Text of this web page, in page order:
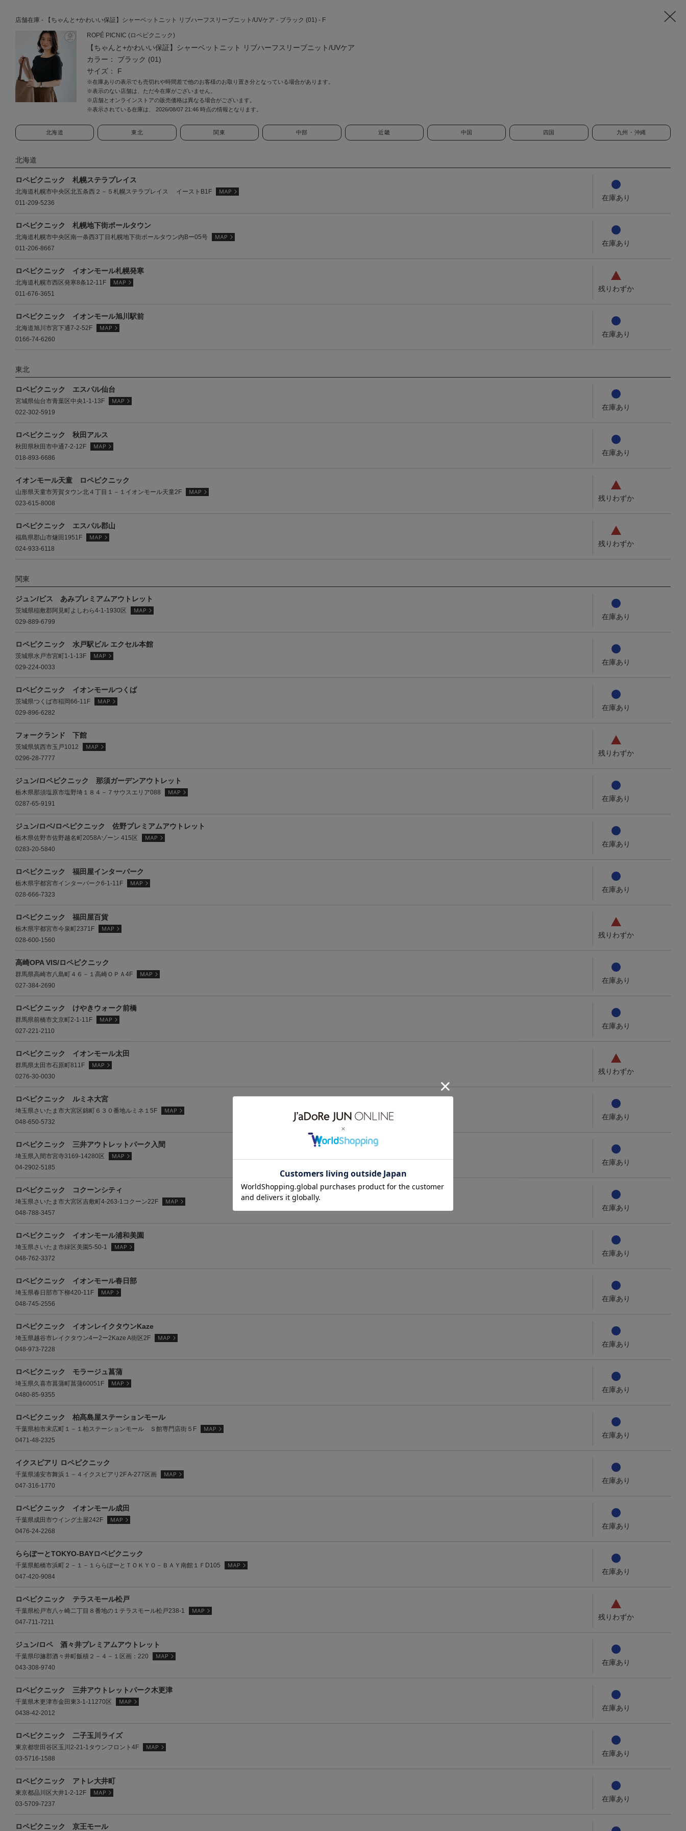
店舗在庫 - 【ちゃんと+かわいい保証】シャーベットニット リブハーフスリーブニット/UVケア - ブラック (01) - F
ROPÉ PICNIC (ロペピクニック)
【ちゃんと+かわいい保証】シャーベットニット リブハーフスリーブニット/UVケア
カラー： ブラック (01)
サイズ： F
※在庫ありの表示でも売切れや時間差で他のお客様のお取り置き分となっている場合があります。
※表示のない店舗は、ただ今在庫がございません。
※店舗とオンラインストアの販売価格は異なる場合がございます。
※表示されている在庫は、 2026/08/07 21:46 時点の情報となります。
北海道 東北 関東 中部 近畿 中国 四国 九州・沖縄
北海道
ロペピクニック 札幌ステラプレイス
北海道札幌市中央区北五条西２－５札幌ステラプレイス イーストB1F
011-209-5236
ロペピクニック 札幌地下街ポールタウン
北海道札幌市中央区南一条西3丁目札幌地下街ポールタウン内Bー05号
011-206-8667
ロペピクニック イオンモール札幌発寒
北海道札幌市西区発寒8条12-11F
011-676-3651
ロペピクニック イオンモール旭川駅前
北海道旭川市宮下通7-2-52F
0166-74-6260
東北
ロペピクニック エスパル仙台
宮城県仙台市青葉区中央1-1-13F
022-302-5919
ロペピクニック 秋田アルス
秋田県秋田市中通7-2-12F
018-893-6686
イオンモール天童 ロペピクニック
山形県天童市芳賀タウン北４丁目１－１イオンモール天童2F
023-615-8008
ロペピクニック エスパル郡山
福島県郡山市燧田1951F
024-933-6118
関東
ジュン/ビス あみプレミアムアウトレット
茨城県稲敷郡阿見町よしわら4-1-1930区
029-889-6799
ロペピクニック 水戸駅ビル エクセル本館
茨城県水戸市宮町1-1-13F
029-224-0033
ロペピクニック イオンモールつくば
茨城県つくば市稲岡66-11F
029-896-6282
フォークランド 下館
茨城県筑西市玉戸1012
0296-28-7777
ジュン/ロペピクニック 那須ガーデンアウトレット
栃木県那須塩原市塩野埼１８４－７サウスエリア088
0287-65-9191
ジュン/ロペ/ロペピクニック 佐野プレミアムアウトレット
栃木県佐野市佐野越名町2058Aゾーン 415区
0283-20-5840
ロペピクニック 福田屋インターパーク
栃木県宇都宮市インターパーク6-1-11F
028-666-7323
ロペピクニック 福田屋百貨
栃木県宇都宮市今泉町2371F
028-600-1560
高崎OPA VIS/ロペピクニック
群馬県高崎市八島町４６－１高崎ＯＰＡ4F
027-384-2690
ロペピクニック けやきウォーク前橋
群馬県前橋市文京町2-1-11F
027-221-2110
ロペピクニック イオンモール太田
群馬県太田市石原町811F
0276-30-0030
ロペピクニック ルミネ大宮
埼玉県さいたま市大宮区錦町６３０番地ルミネ１5F
048-650-5732
ロペピクニック 三井アウトレットパーク入間
埼玉県入間市宮寺3169-14280区
04-2902-5185
ロペピクニック コクーンシティ
埼玉県さいたま市大宮区吉敷町4-263-1コクーン22F
048-788-3457
ロペピクニック イオンモール浦和美園
埼玉県さいたま市緑区美園5-50-1
048-762-3372
ロペピクニック イオンモール春日部
埼玉県春日部市下柳420-11F
048-745-2556
ロペピクニック イオンレイクタウンKaze
埼玉県越谷市レイクタウン4ー2ー2Kaze A街区2F
048-973-7228
ロペピクニック モラージュ菖蒲
埼玉県久喜市菖蒲町菖蒲60051F
0480-85-9355
ロペピクニック 柏髙島屋ステーションモール
千葉県柏市末広町１－１柏ステーションモール Ｓ館専門店街５F
0471-48-2325
イクスピアリ ロペピクニック
千葉県浦安市舞浜１－４イクスピアリ2F A-277区画
047-316-1770
ロペピクニック イオンモール成田
千葉県成田市ウイング土屋242F
0476-24-2268
ららぽーとTOKYO-BAYロペピクニック
千葉県船橋市浜町２－１－１ららぽーとＴＯＫＹＯ－ＢＡＹ南館１ＦD105
047-420-9084
ロペピクニック テラスモール松戸
千葉県松戸市八ヶ崎二丁目８番地の１テラスモール松戸238-1
047-711-7211
ジュン/ロペ 酒々井プレミアムアウトレット
千葉県印旛郡酒々井町飯積２－４－１区画：220
043-308-9740
ロペピクニック 三井アウトレットパーク木更津
千葉県木更津市金田東3-1-11270区
0438-42-2012
ロペピクニック 二子玉川ライズ
東京都世田谷区玉川2-21-1タウンフロント4F
03-5716-1588
ロペピクニック アトレ大井町
東京都品川区大井1-2-12F
03-5709-7237
ロペピクニック 京王モール